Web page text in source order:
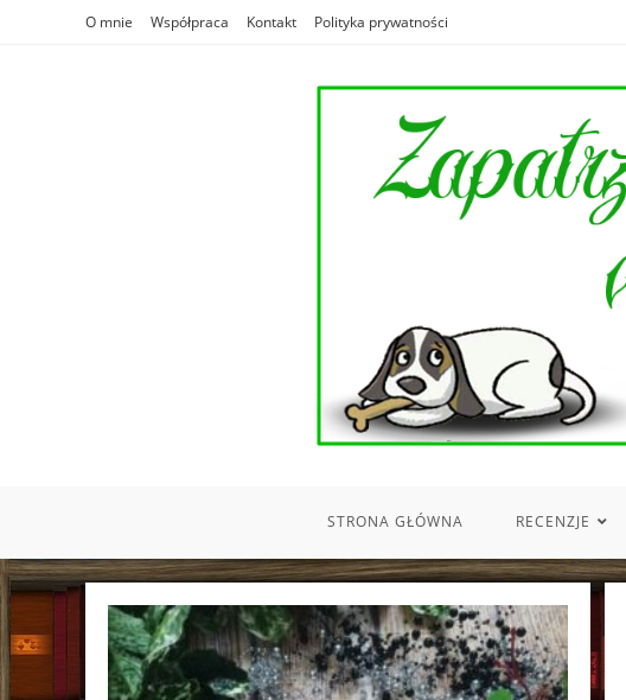
O mnie Współpraca Kontakt Polityka prywatności
STRONA GŁÓWNA RECENZJE